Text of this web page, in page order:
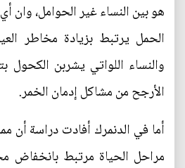
هو بين النساء غير الحوامل، وان
الحمل يرتبط بزيادة مخاطر
والنساء اللواتي يشربن الكحول
الأرجح من مشاكل إدمان الخمر.
أما في الدنمرك أفادت دراسة أن
مراحل الحياة مرتبط بانخفاض